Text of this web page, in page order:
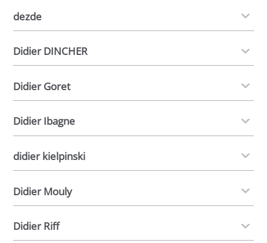
dezde
Didier DINCHER
Didier Goret
Didier Ibagne
didier kielpinski
Didier Mouly
Didier Riff